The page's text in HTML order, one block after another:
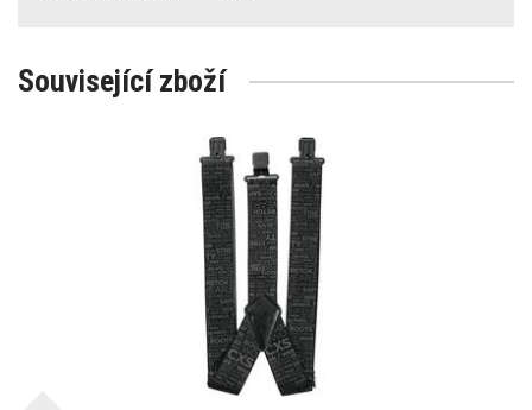
Související zboží